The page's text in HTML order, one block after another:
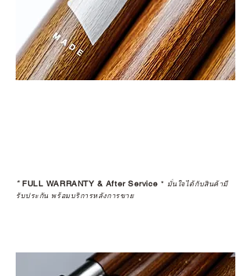
*FULL WARRANTY & After Service * มั่นใจได้กับสินค้ามี
รับประกัน พร้อมบริการหลังการขาย